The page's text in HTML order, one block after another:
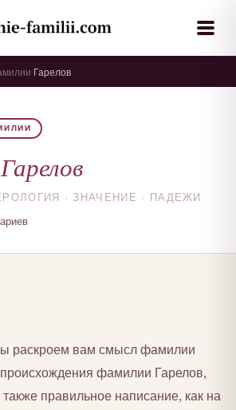
Гарелов
Гарелов
· ЗНАЧЕНИЕ · ПАДЕЖИ
раскроем вам смысл фамилии
фамилии Гарелов,
правильное написание, как на